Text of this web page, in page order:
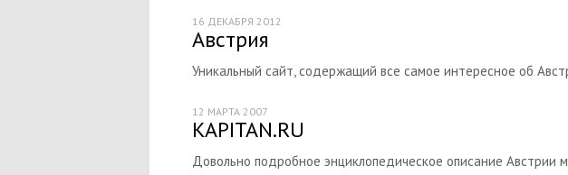
Австрия
Уникальный сайт, содержащий все самое интересное об
16 ДЕКАБРЯ 2012
KAPITAN.RU
Довольно подробное энциклопедическое описание Австрии
12 МАРТА 2007